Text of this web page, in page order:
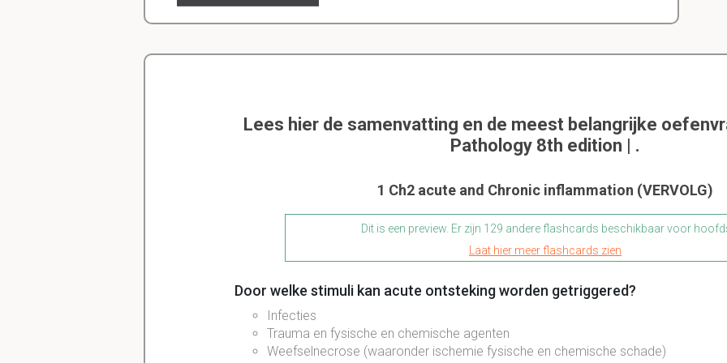
Lees hier de samenvatting en de meest belangrijke
Pathology 8th edition | .
1 Ch2 acute and Chronic inflammation (VERVOLG)
Dit is een preview. Er zijn 129 andere flashcards beschikbaar voor
Laat hier meer flashcards zien
Door welke stimuli kan acute ontsteking worden getriggered?
Infecties
Trauma en fysische en chemische agenten
Weefselnecrose (waaronder ischemie fysische en chemische schade)